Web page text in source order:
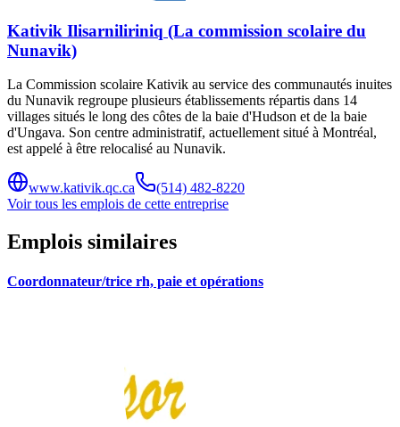
Kativik Ilisarniliriniq (La commission scolaire du
Nunavik)
La Commission scolaire Kativik au service des communautés inuites
du Nunavik regroupe plusieurs établissements répartis dans 14
villages situés le long des côtes de la baie d'Hudson et de la baie
d'Ungava. Son centre administratif, actuellement situé à Montréal,
est appelé à être relocalisé au Nunavik.
www.kativik.qc.ca
(514) 482-8220
Voir tous les emplois de cette entreprise
Emplois similaires
Coordonnateur/trice rh, paie et opérations